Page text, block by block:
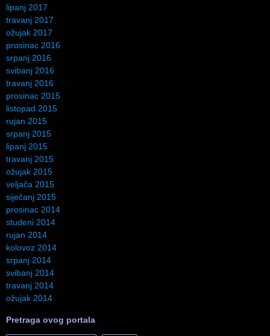
lipanj 2017
travanj 2017
ožujak 2017
prosinac 2016
srpanj 2016
svibanj 2016
travanj 2016
prosinac 2015
listopad 2015
rujan 2015
srpanj 2015
lipanj 2015
travanj 2015
ožujak 2015
veljača 2015
siječanj 2015
prosinac 2014
studeni 2014
rujan 2014
kolovoz 2014
srpanj 2014
svibanj 2014
travanj 2014
ožujak 2014
Pretraga ovog portala